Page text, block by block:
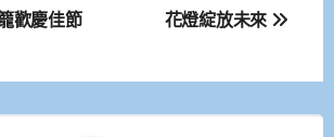
歡慶佳節
花燈綻放未來